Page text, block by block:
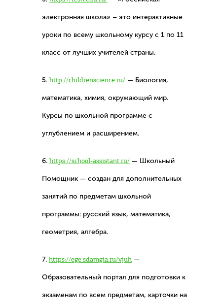
электронная школа» – это интерактивные
уроки по всему школьному курсу с 1 по 11
класс от лучших учителей страны.
5. http://childrenscience.ru/ — Биология,
математика, химия, окружающий мир.
Курсы по школьной программе с
углублением и расширением.
6. https://school-assistant.ru/ — Школьный
Помощник — создан для дополнительных
занятий по предметам школьной
программы: русский язык, математика,
геометрия, алгебра.
7. https://ege.sdamgia.ru/vjuh —
Образовательный портал для подготовки к
экзаменам по всем предметам, карточки на